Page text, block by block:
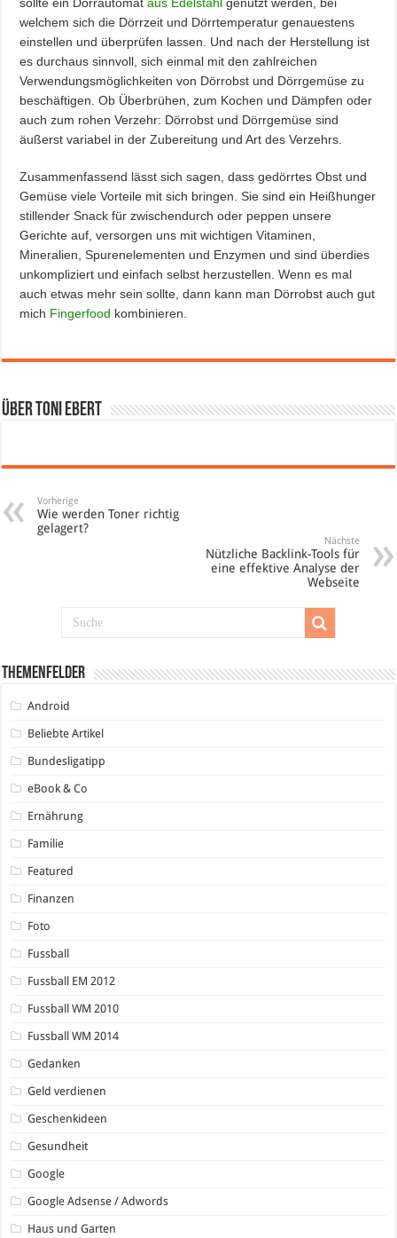
welchem sich die Dörrzeit und Dörrtemperatur genauestens
einstellen und überprüfen lassen. Und nach der Herstellung ist
es durchaus sinnvoll, sich einmal mit den zahlreichen
Verwendungsmöglichkeiten von Dörrobst und Dörrgemüse zu
beschäftigen. Ob Überbrühen, zum Kochen und Dämpfen oder
auch zum rohen Verzehr: Dörrobst und Dörrgemüse sind
äußerst variabel in der Zubereitung und Art des Verzehrs.
Zusammenfassend lässt sich sagen, dass gedörrtes Obst und
Gemüse viele Vorteile mit sich bringen. Sie sind ein Heißhunger
stillender Snack für zwischendurch oder peppen unsere
Gerichte auf, versorgen uns mit wichtigen Vitaminen,
Mineralien, Spurenelementen und Enzymen und sind überdies
unkompliziert und einfach selbst herzustellen. Wenn es mal
auch etwas mehr sein sollte, dann kann man Dörrobst auch gut
mich Fingerfood kombinieren.
Über Toni Ebert
Vorherige
Wie werden Toner richtig
gelagert?
Nächste
Nützliche Backlink-Tools für
eine effektive Analyse der
Webseite
Themenfelder
Android
Beliebte Artikel
Bundesligatipp
eBook & Co
Ernährung
Familie
Featured
Finanzen
Foto
Fussball
Fussball EM 2012
Fussball WM 2010
Fussball WM 2014
Gedanken
Geld verdienen
Geschenkideen
Gesundheit
Google
Google Adsense / Adwords
Haus und Garten